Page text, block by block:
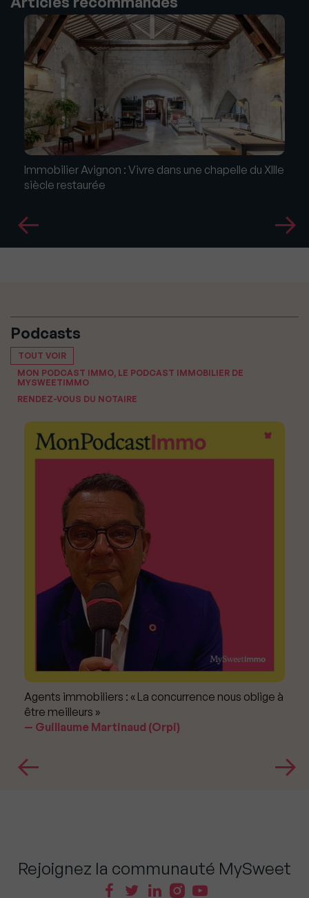
Immobilier Avignon : Vivre dans une chapelle du XIIIe
siècle restaurée
Podcasts
TOUT VOIR
MON PODCAST IMMO, LE PODCAST IMMOBILIER DE
MYSWEETIMMO
RENDEZ-VOUS DU NOTAIRE
Agents immobiliers : « La concurrence nous oblige à
être meilleurs »
Guillaume Martinaud (Orpi)
Rejoignez la communauté MySweet